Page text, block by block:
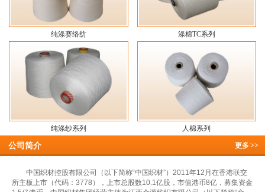
纯涤赛络纺 涤棉TC系列
纯涤纱系列 人棉系列
更多>>
公司简介
中国织材控股有限公司（以下简称“中国织材”）2011年12月在香港联交
所主板上市（代码：3778），上市总股数10.1亿股，市值港币8亿，募集资金